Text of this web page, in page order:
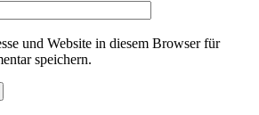
und Website in diesem Browser für
speichern.